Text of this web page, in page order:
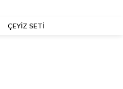
ÇEYİZ SETİ